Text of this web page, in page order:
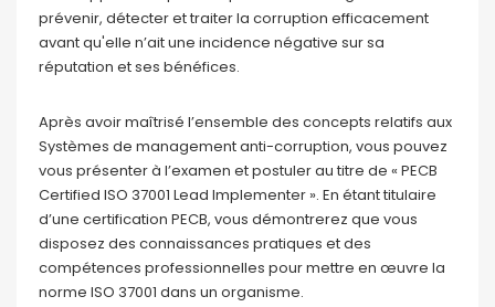
prévenir, détecter et traiter la corruption efficacement
avant qu'elle n’ait une incidence négative sur sa
réputation et ses bénéfices.
Après avoir maîtrisé l’ensemble des concepts relatifs aux
Systèmes de management anti-corruption, vous pouvez
vous présenter à l’examen et postuler au titre de « PECB
Certified ISO 37001 Lead Implementer ». En étant titulaire
d’une certification PECB, vous démontrerez que vous
disposez des connaissances pratiques et des
compétences professionnelles pour mettre en œuvre la
norme ISO 37001 dans un organisme.